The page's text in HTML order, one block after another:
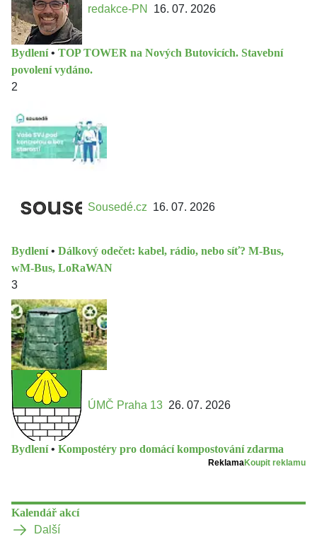
redakce-PN 16. 07. 2026
Bydlení • TOP TOWER na Nových Butovicích. Stavební
povolení vydáno.
2
Sousedé.cz 16. 07. 2026
Bydlení • Dálkový odečet: kabel, rádio, nebo síť? M-Bus,
wM-Bus, LoRaWAN
3
ÚMČ Praha 13 26. 07. 2026
Bydlení • Kompostéry pro domácí kompostování zdarma
ReklamaKoupit reklamu
Kalendář akcí
Další